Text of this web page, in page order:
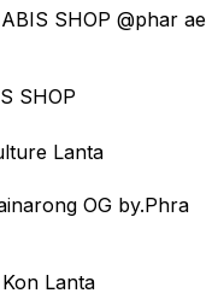
SHOP @phar ae
SHOP
Lanta
OG by.Phra
Lanta